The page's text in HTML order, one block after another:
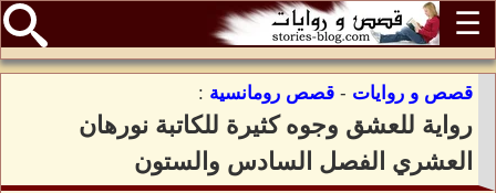
☰
قصص و روايات - قصص رومانسية :
رواية للعشق وجوه كثيرة للكاتبة نورهان
العشري الفصل السادس والستون